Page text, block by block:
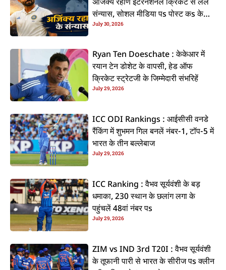
अजिंक्य रहाणे इंटरनेशनल क्रिकेट से ललें
संन्यास, सोशल मीडिया पs पोस्ट कs के
कइलें एलान
July 30, 2026
Ryan Ten Doeschate : केकेआर में
रयान टेन डोशेट के वापसी, हेड ऑफ
क्रिकेट स्ट्रेटजी के जिम्मेदारी संभरिहें
July 29, 2026
ICC ODI Rankings : आईसीसी वनडे
रैंकिंग में शुभमन गिल बनलें नंबर-1, टॉप-5 में
भारत के तीन बल्लेबाज
July 29, 2026
ICC Ranking : वैभव सूर्यवंशी के बड़
धमाका, 230 स्थान के छलांग लगा के
पहुंचलें 48वां नंबर पs
July 29, 2026
ZIM vs IND 3rd T20I : वैभव सूर्यवंशी
के तूफानी पारी से भारत के सीरीज पs क्लीन